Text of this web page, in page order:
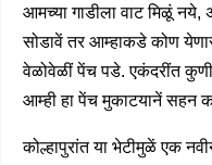
आमच्या गाडीला वाट मिळूं
सोडावें तर आम्हाकडे कोण
वेळोवेळीं पेंच पडे. एकंदरींत
आम्ही हा पेंच मुकाटयानें सहन
कोल्हापुरांत या भेटीमुळें एक